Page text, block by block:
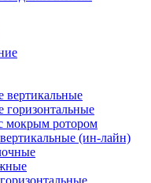
вертикальные
горизонтальные
мокрым ротором
(ин-лайн)